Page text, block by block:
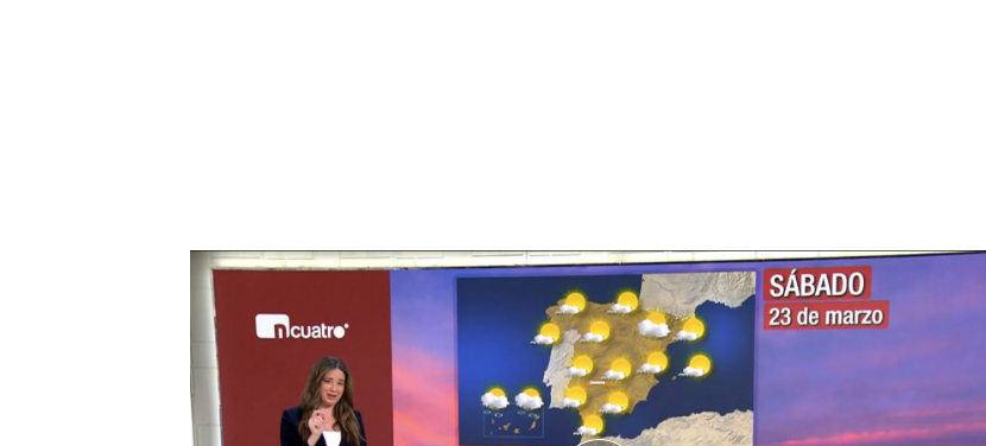
El tiempo en Semana Santa 2024: así afectará la DANA y las borrascas que se acercan al país
Cuatro muertos por la borrasca Nelson en España
La primera víctima de la borrasca Nelson ha aparecido en el espigón de
San Esteba de Pravia, en Asturias. Se trataba de un
contemplaba el mar junto a su pareja. "Quisiera pedir por favor a la gente